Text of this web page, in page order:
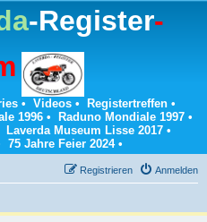
-Register-
• Videos• Registertreffen•
1996• Raduno Mondiale 1997•
Laverda Museum Lisse 2017 •
75 Jahre Feier 2024•
Anmelden
Registrieren